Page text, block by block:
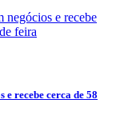
recebe cerca de 58